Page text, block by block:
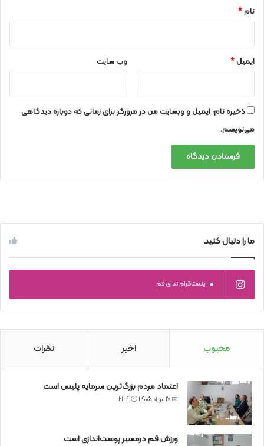
نام*
ایمیل* وب‌ سایت
ذخیره نام، ایمیل و وبسایت من در مرورگر برای زمانی که دوباره دیدگاهی
می‌نویسم.
ما را دنبال کنید
0 اینستاگرام ندای قم
محبوب اخیر نظرات
اعتماد مردم بزرگ‌ترین سرمایه پلیس است
📅 17 مرداد 1405 🕙21:41
ورزش قم درمسیر پوست‌اندازی است